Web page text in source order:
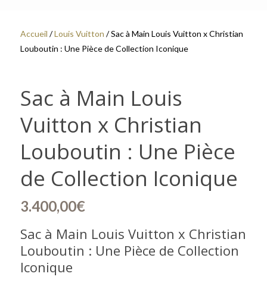
Accueil /Louis Vuitton / Sac à Main Louis Vuitton x Christian
Louboutin : Une Pièce de Collection Iconique
Sac à Main Louis
Vuitton x Christian
Louboutin : Une Pièce
de Collection Iconique
3.400,00€
Sac à Main Louis Vuitton x Christian
Louboutin : Une Pièce de Collection
Iconique